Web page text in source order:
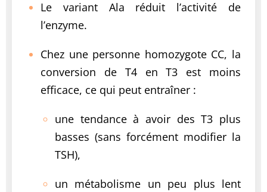
Le variant Ala réduit l’activité de
l’enzyme.
Chez une personne homozygote CC, la
conversion de T4 en T3 est moins
efficace, ce qui peut entraîner :
une tendance à avoir des T3 plus
basses (sans forcément modifier la
TSH),
un métabolisme un peu plus lent